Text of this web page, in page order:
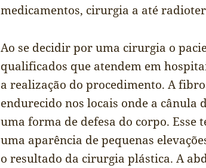
medicamentos, cirurgia a até
Ao se decidir por uma cirurgia o
qualificados que atendem em
a realização do procedimento. A
endurecido nos locais onde a cânula
uma forma de defesa do corpo.
uma aparência de pequenas
o resultado da cirurgia plástica. A